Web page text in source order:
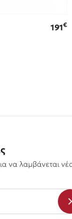
191€
να λαμβάνεται